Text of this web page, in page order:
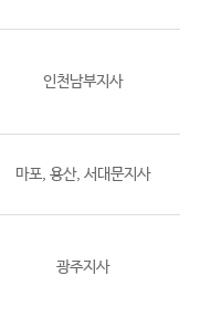
인천남부지사
마포, 용산, 서대문지사
광주지사